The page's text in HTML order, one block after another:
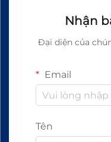
Nhận
Đại diện của
Email
Tên